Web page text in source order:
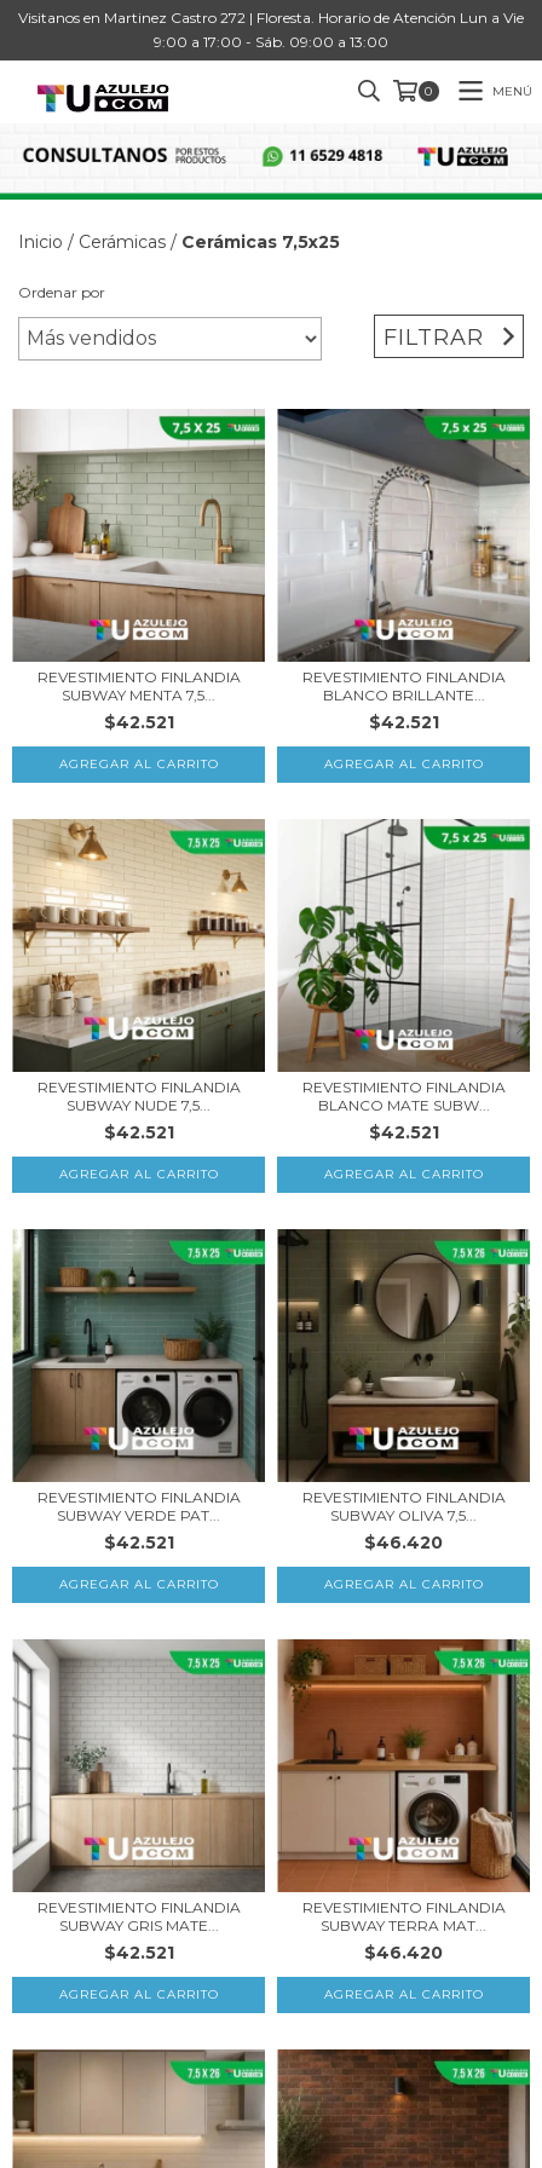
Visitanos en Martinez Castro 272 | Floresta. Horario de Atención Lun a Vie
9:00 a 17:00 - Sáb. 09:00 a 13:00
0 MENÚ
Inicio / Cerámicas / Cerámicas 7,5x25
Ordenar por
FILTRAR
REVESTIMIENTO FINLANDIA
SUBWAY MENTA 7,5...
$42.521
REVESTIMIENTO FINLANDIA
BLANCO BRILLANTE...
$42.521
REVESTIMIENTO FINLANDIA
SUBWAY NUDE 7,5...
$42.521
REVESTIMIENTO FINLANDIA
BLANCO MATE SUBW...
$42.521
REVESTIMIENTO FINLANDIA
SUBWAY VERDE PAT...
$42.521
REVESTIMIENTO FINLANDIA
SUBWAY OLIVA 7,5...
$46.420
REVESTIMIENTO FINLANDIA
SUBWAY GRIS MATE...
$42.521
REVESTIMIENTO FINLANDIA
SUBWAY TERRA MAT...
$46.420